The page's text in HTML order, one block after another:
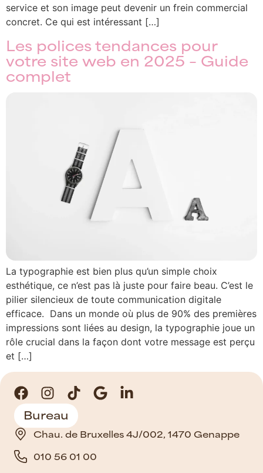
service et son image peut devenir un frein commercial
concret. Ce qui est intéressant […]
Les polices tendances pour
votre site web en 2025 – Guide
complet
La typographie est bien plus qu’un simple choix
esthétique, ce n’est pas là juste pour faire beau. C’est le
pilier silencieux de toute communication digitale
efficace. Dans un monde où plus de 90% des premières
impressions sont liées au design, la typographie joue un
rôle crucial dans la façon dont votre message est perçu
et […]
Bureau
Chau. de Bruxelles 4J/002, 1470 Genappe
010 56 01 00